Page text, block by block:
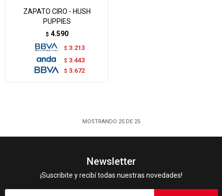
ZAPATO CIRO - HUSH
PUPPIES
$ 4.590
$ 3.213
$ 3.443
$ 3.672
MOSTRANDO 25DE 25
Newsletter
¡Suscribite y recibí todas nuestras novedades!